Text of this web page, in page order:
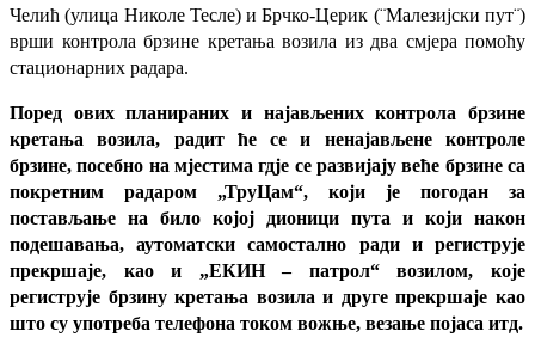
Челић (улица Николе Тесле) и Брчко-Церик (¨Малезијски пут¨)
врши контрола брзине кретања возила из два смјера помоћу
стационарних радара.
Поред ових планираних и најављених контрола брзине
кретања возила, радит ће се и ненајављене контроле
брзине, посебно на мјестима гдје се развијају веће брзине са
покретним радаром „ТруЦам“, који је погодан за
постављање на било којој дионици пута и који након
подешавања, аутоматски самостално ради и региструје
прекршаје, као и „ЕКИН – патрол“ возилом, које
региструје брзину кретања возила и друге прекршаје као
што су употреба телефона током вожње, везање појаса итд.